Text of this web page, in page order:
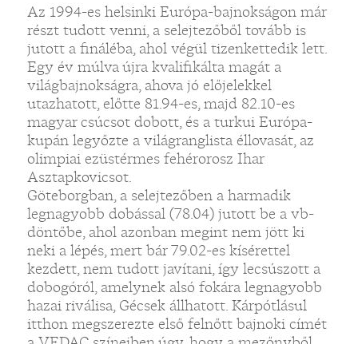
Az 1994-es helsinki Európa-bajnokságon már
részt tudott venni, a selejtezőből tovább is
jutott a fináléba, ahol végül tizenkettedik lett.
Egy év múlva újra kvalifikálta magát a
világbajnokságra, ahova jó előjelekkel
utazhatott, előtte 81.94-es, majd 82.10-es
magyar csúcsot dobott, és a turkui Európa-
kupán legyőzte a világranglista éllovasát, az
olimpiai ezüstérmes fehérorosz Ihar
Asztapkovicsot.
Göteborgban, a selejtezőben a harmadik
legnagyobb dobással (78.04) jutott be a vb-
döntőbe, ahol azonban megint nem jött ki
neki a lépés, mert bár 79.02-es kísérettel
kezdett, nem tudott javítani, így lecsúszott a
dobogóról, amelynek alsó fokára legnagyobb
hazai riválisa, Gécsek állhatott. Kárpótlásul
itthon megszerezte első felnőtt bajnoki címét